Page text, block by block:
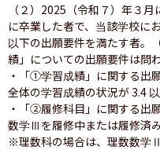
（２）2025（令和７）年３
に卒業した者で、当該学校に
以下の出願要件を満たす者
績」についての出願要件は問わ
・「①学習成績」に関する出
全体の学習成績の状況が 3.4 以
・「②履修科目」に関する出
数学Ⅲを履修中または履修済み
※理数科の場合は、理数数学Ⅱ